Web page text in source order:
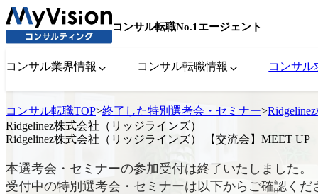
コンサル転職No.1エージェント
コンサル業界情報 コンサル転職情報 コンサル
コンサル転職TOP>終了した特別選考会・セミナー>
Ridgelinez株式会社（リッジラインズ）
Ridgelinez株式会社（リッジラインズ） 【交流会】MEET UP
本選考会・セミナーの参加受付は終了いたしました。
受付中の特別選考会・セミナーは以下からご確認くだ